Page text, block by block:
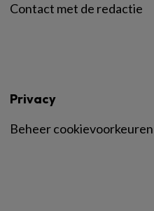
Contact met de redactie
Privacy
Beheer cookievoorkeuren